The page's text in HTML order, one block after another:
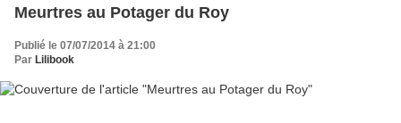
Meurtres au Potager du Roy
Publié le 07/07/2014 à 21:00
Par Lilibook